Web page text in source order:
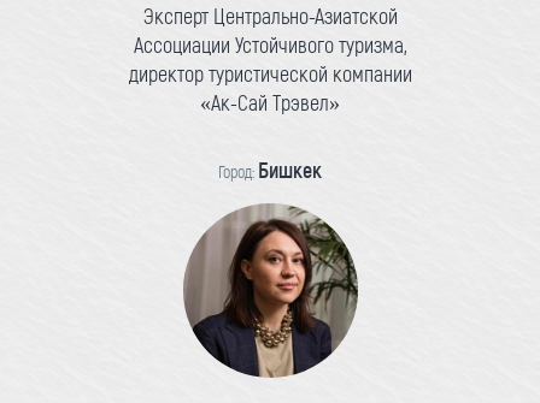
Эксперт Центрально-Азиатской
Ассоциации Устойчивого туризма,
директор туристической компании
«Ак-Сай Трэвел»
Город: Бишкек